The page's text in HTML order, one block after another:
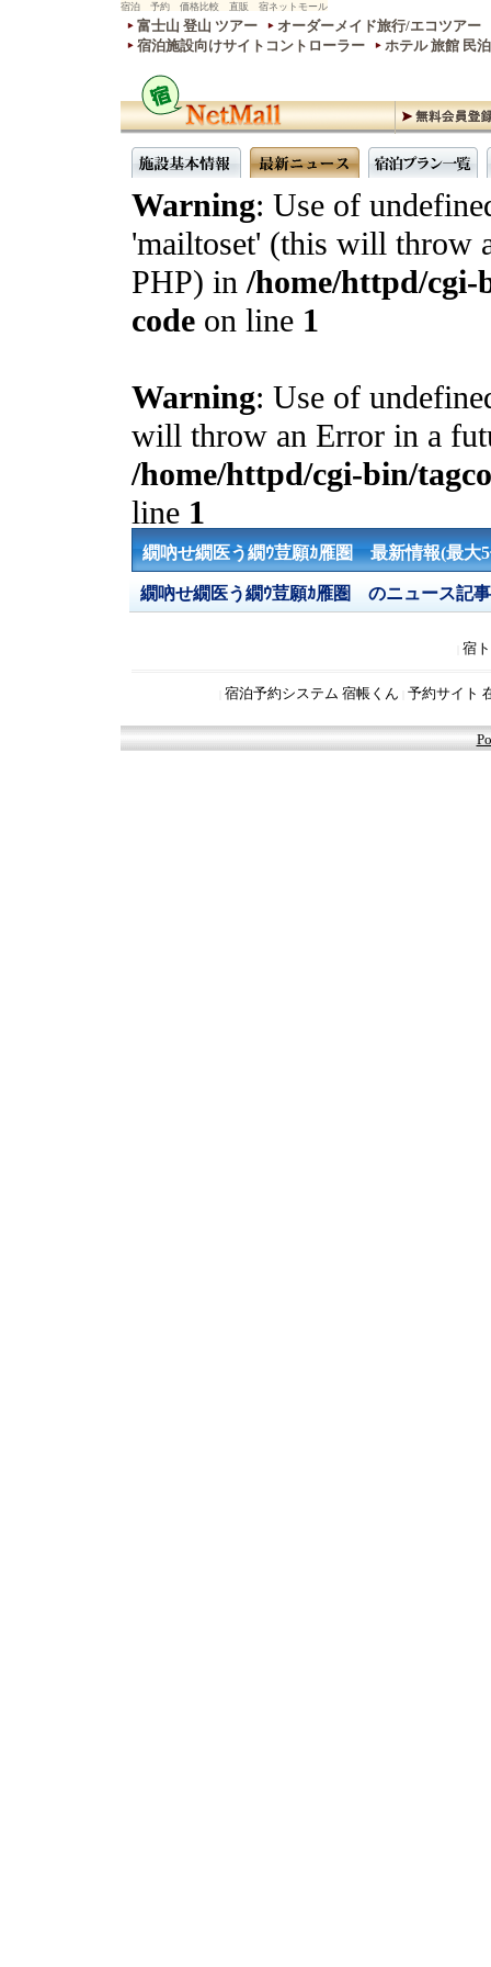
宿泊 予約 価格比較 直販 宿ネットモール
富士山 登山 ツアー
オーダーメイド旅行/エコツアー
宿泊施設向けサイトコントローラー
ホテル 旅館 民
Warning: Use of
'mailtoset' (this will throw
PHP) in/home/httpd/cgi-
code on line 1
Warning: Use of
will throw an Error in a
/home/httpd/cgi-bin/
line 1
繝吶せ繝医う繝ｳ荳願ｶ雁圏 最新情報(最大
繝吶せ繝医う繝ｳ荳願ｶ雁圏 のニュース記
宿
宿泊予約システム 宿帳くん 予約サイト